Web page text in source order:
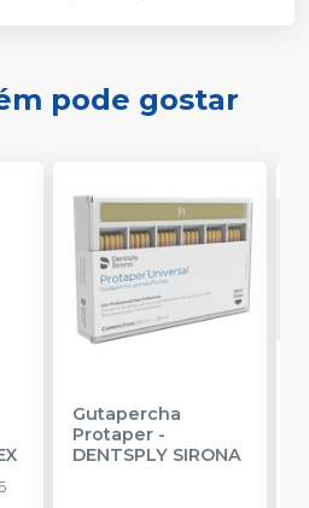
pode gostar
Gutapercha
Protaper-
DENTSPLY SIRONA